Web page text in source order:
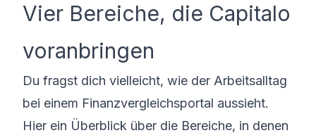
Vier Bereiche, die Capitalo
voranbringen
Du fragst dich vielleicht, wie der Arbeitsalltag
bei einem Finanzvergleichsportal aussieht.
Hier ein Überblick über die Bereiche, in denen